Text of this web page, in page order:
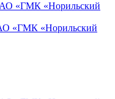
«ГМК «Норильский
«ГМК «Норильский